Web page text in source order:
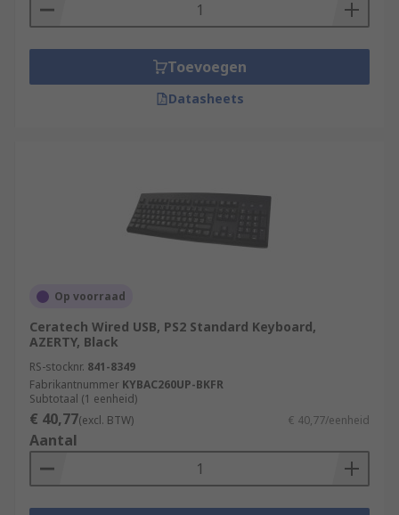
Toevoegen
Datasheets
Op voorraad
Ceratech Wired USB, PS2 Standard Keyboard,
AZERTY, Black
RS-stocknr. 841-8349
Fabrikantnummer KYBAC260UP-BKFR
Subtotaal (1 eenheid)
€ 40,77(excl. BTW) € 40,77/eenheid
Aantal